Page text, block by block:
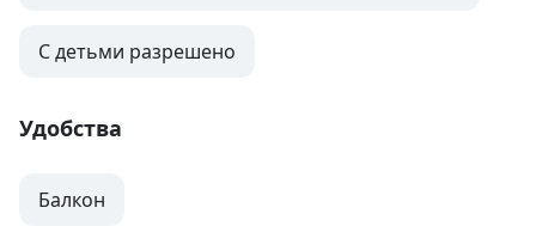
С детьми разрешено
Удобства
Балкон